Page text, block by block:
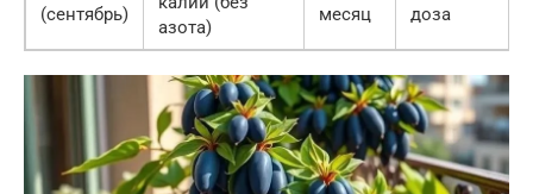
(сентябрь)
азота)
месяц
доза